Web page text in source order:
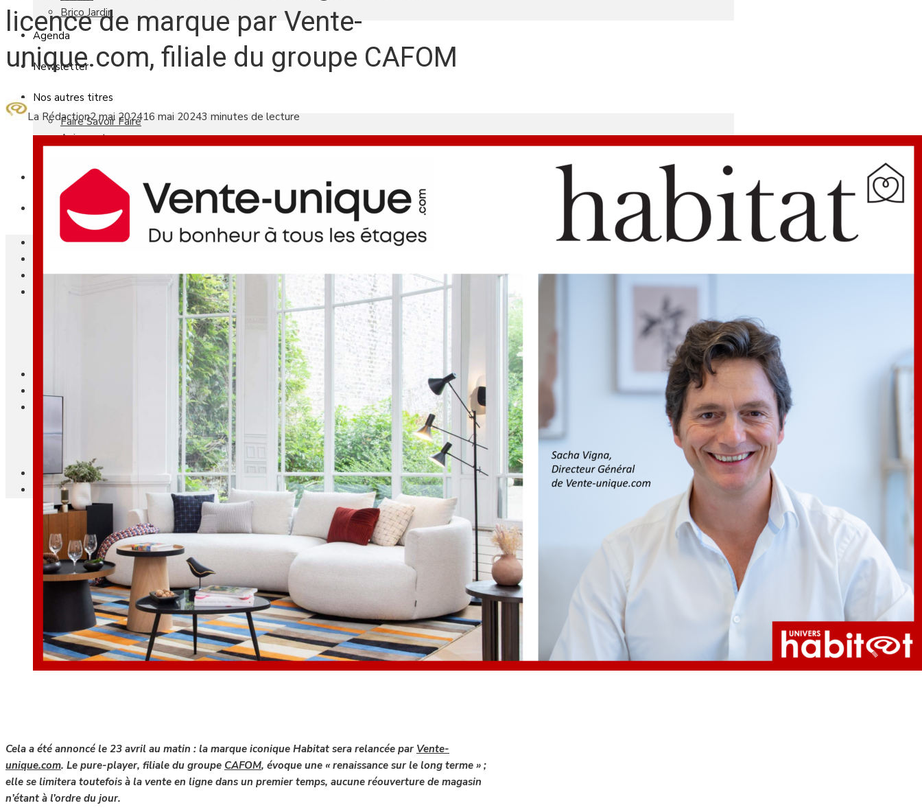
Brico Jardin
Agenda
Newsletter
Nos autres titres
Faire Savoir Faire
Aviasport
Qui sommes-nous
Contact
Le magazine
Reportages
Newsletter
Univers Made in France
Qui sommes-nous
Contact
licence de marque par Vente-
unique.com, filiale du groupe CAFOM
La Rédaction2 mai 202416 mai 20243 minutes de lecture
Cela a été annoncé le 23 avril au matin : la marque iconique Habitat sera relancée par Vente-
unique.com. Le pure-player, filiale du groupe CAFOM, évoque une « renaissance sur le long terme » ;
elle se limitera toutefois à la vente en ligne dans un premier temps, aucune réouverture de magasin
n’étant à l’ordre du jour.